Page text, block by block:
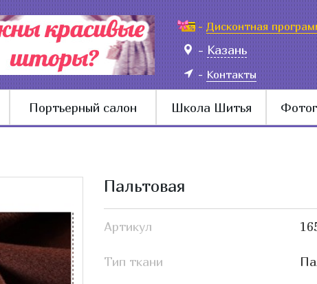
-Дисконтная
-Казань
-Контакты
Портьерный салон Школа Шитья
Пальтовая
Артикул
Тип ткани